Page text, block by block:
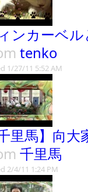
ンカーベル
tenko
1/27/11 5:52 AM
里馬】向大
千里馬
2/4/11 1:24 PM